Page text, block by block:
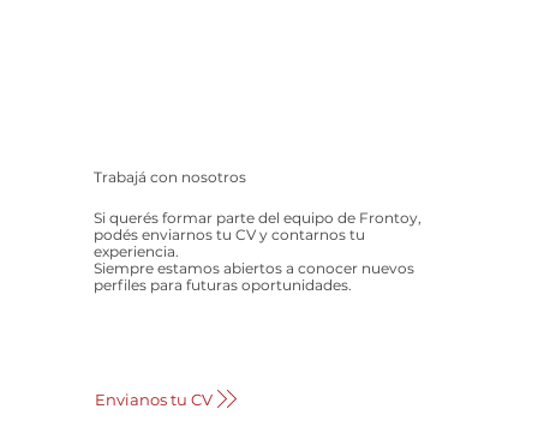
Trabajá con nosotros
Si querés formar parte del equipo de Frontoy,
podés enviarnos tu CV y contarnos tu
experiencia.
Siempre estamos abiertos a conocer nuevos
perfiles para futuras oportunidades.
Envianos tu CV